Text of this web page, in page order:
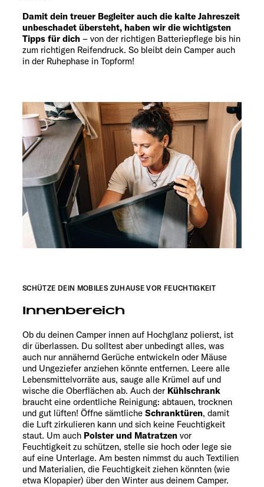
Damit dein treuer Begleiter auch die kalte Jahreszeit
unbeschadet übersteht, haben wir die wichtigsten
Tipps für dich – von der richtigen Batteriepflege bis hin
zum richtigen Reifendruck. So bleibt dein Camper auch
in der Ruhephase in Topform!
SCHÜTZE DEIN MOBILES ZUHAUSE VOR FEUCHTIGKEIT
Innenbereich
Ob du deinen Camper innen auf Hochglanz polierst, ist
dir überlassen. Du solltest aber unbedingt alles, was
auch nur annähernd Gerüche entwickeln oder Mäuse
und Ungeziefer anziehen könnte entfernen. Leere alle
Lebensmittelvorräte aus, sauge alle Krümel auf und
wische die Oberflächen ab. Auch der Kühlschrank
braucht eine ordentliche Reinigung: abtauen, trocknen
und gut lüften! Öffne sämtliche Schranktüren, damit
die Luft zirkulieren kann und sich keine Feuchtigkeit
staut. Um auch Polster und Matratzen vor
Feuchtigkeit zu schützen, stelle sie hoch oder lege sie
auf eine Unterlage. Am besten nimmst du auch Textilien
und Materialien, die Feuchtigkeit ziehen könnten (wie
etwa Klopapier) über den Winter aus deinem Camper.